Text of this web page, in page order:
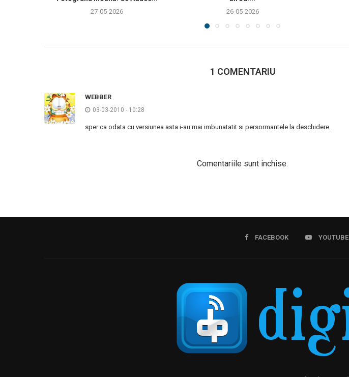
27-05-2026 26-05-2026
1 COMENTARIU
WEBBER
03-03-2010 - 10:28
sper ca odata cu versiunea asta i-au mai imbunatatit si persormantele la deschidere.
Comentariile sunt inchise.
FACEBOOK YOUTUBE